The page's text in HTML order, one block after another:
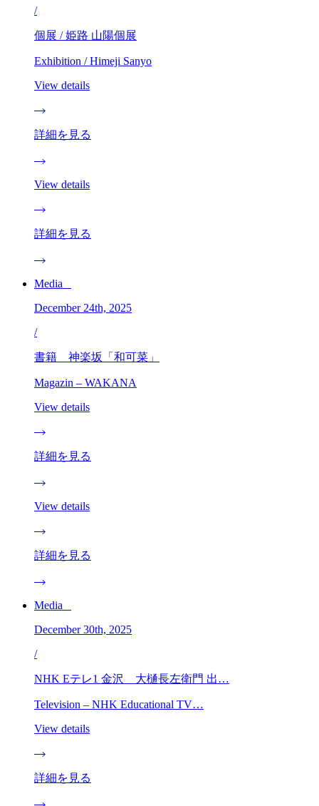
/
個展 / 姫路 山陽個展
Exhibition / Himeji Sanyo
View details
詳細を見る
View details
詳細を見る
Media _
December 24th, 2025
/
書籍 神楽坂「和可菜」
Magazin – WAKANA
View details
詳細を見る
View details
詳細を見る
Media _
December 30th, 2025
/
NHK Eテレ1 金沢 大樋長左衛門 出…
Television – NHK Educational TV…
View details
詳細を見る